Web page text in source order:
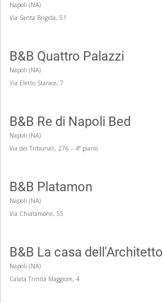
Napoli (NA)
Via Santa Brigida, 51
B&B Quattro Palazzi
Napoli (NA)
Via Eletto Starace, 7
B&B Re di Napoli Bed
Napoli (NA)
Via dei Tribunali, 276 – 4° piano
B&B Platamon
Napoli (NA)
Via Chiatamone, 55
B&B La casa dell'Architetto
Napoli (NA)
Calata Trinità Maggiore, 4